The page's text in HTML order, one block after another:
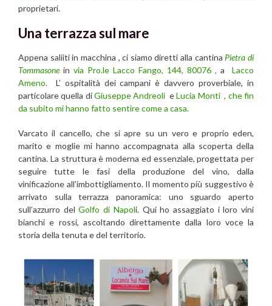
proprietari.
Una terrazza sul mare
Appena saliiti in macchina , ci siamo diretti alla cantina Pietra di
Tommasone in via Pro.le Lacco Fango, 144, 80076 , a Lacco
Ameno.
L’ ospitalità dei campani è davvero proverbiale, in
particolare quella diGiuseppe Andreoli eLucia Monti , che fin
da subito mi hanno fatto sentire come a casa.
Varcato il cancello, che si apre su un vero e proprio eden,
marito e moglie mi hanno accompagnata alla scoperta della
cantina. La struttura è moderna ed essenziale, progettata per
seguire tutte le fasi della produzione del vino, dalla
vinificazione all’imbottigliamento. Il momento più suggestivo è
arrivato sulla terrazza panoramica: uno sguardo aperto
sull’azzurro delGolfo di Napoli. Qui ho assaggiato i loro vini
bianchi e rossi, ascoltando direttamente dalla loro voce la
storia della tenuta e del territorio.